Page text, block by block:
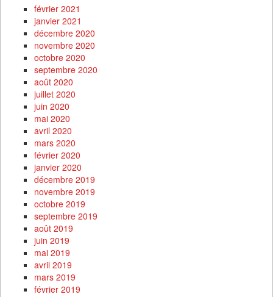
février 2021
janvier 2021
décembre 2020
novembre 2020
octobre 2020
septembre 2020
août 2020
juillet 2020
juin 2020
mai 2020
avril 2020
mars 2020
février 2020
janvier 2020
décembre 2019
novembre 2019
octobre 2019
septembre 2019
août 2019
juin 2019
mai 2019
avril 2019
mars 2019
février 2019